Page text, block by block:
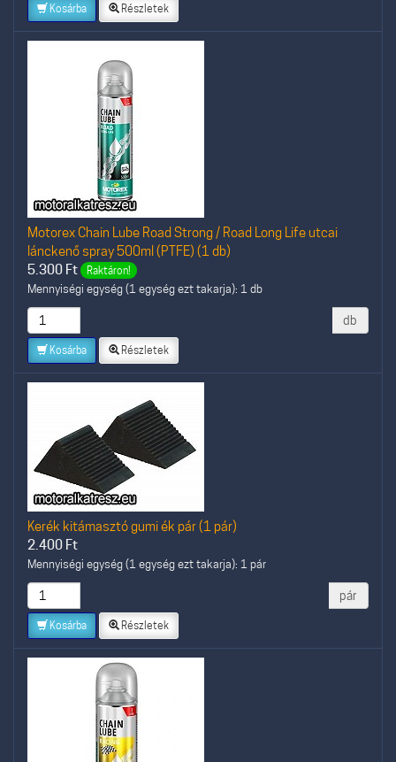
Kosárba Részletek
Motorex Chain Lube Road Strong / Road Long Life utcai
lánckenő spray 500ml (PTFE) (1 db)
5.300 Ft Raktáron!
Mennyiségi egység (1 egység ezt takarja): 1 db
db
Kosárba Részletek
Kerék kitámasztó gumi ék pár (1 pár)
2.400 Ft
Mennyiségi egység (1 egység ezt takarja): 1 pár
pár
Kosárba Részletek